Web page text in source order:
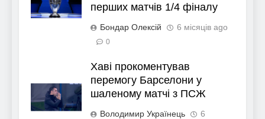
перших матчів 1/4 фіналу
Бондар Олексій 6 місяців ago
0
Хаві прокоментував
перемогу Барселони у
шаленому матчі з ПСЖ
Володимир Українець
6